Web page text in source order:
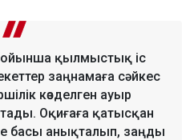
қылмыстық іс
заңнамаға сәйкес
көзделген ауыр
Оқиғаға қатысқан
басы анықталып, заңды